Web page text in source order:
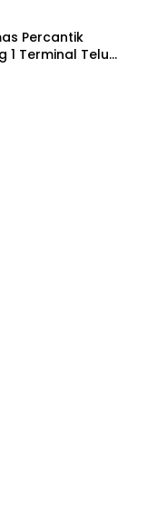
Percantik
1 Terminal Teluk